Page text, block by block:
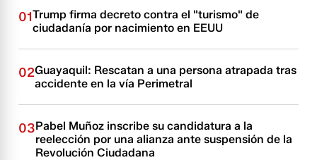
01Trump firma decreto contra el "turismo" de
ciudadanía por nacimiento en EEUU
02Guayaquil: Rescatan a una persona atrapada tras
accidente en la vía Perimetral
03Pabel Muñoz inscribe su candidatura a la
reelección por una alianza ante suspensión de la
Revolución Ciudadana